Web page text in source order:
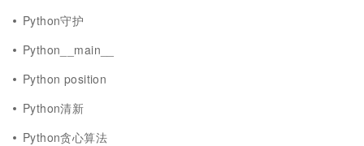
Python守护
Python__main__
Python position
Python清新
Python贪心算法